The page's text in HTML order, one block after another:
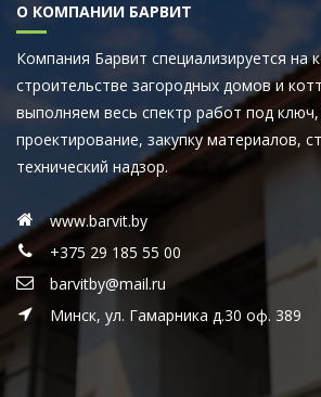
О КОМПАНИИ БАРВИТ
Компания Барвит специализируется на
строительстве загородных домов и
выполняем весь спектр работ под
проектирование, закупку материалов,
технический надзор.
www.barvit.by
+375 29 185 55 00
barvitby@mail.ru
Минск, ул. Гамарника д.30 оф. 389